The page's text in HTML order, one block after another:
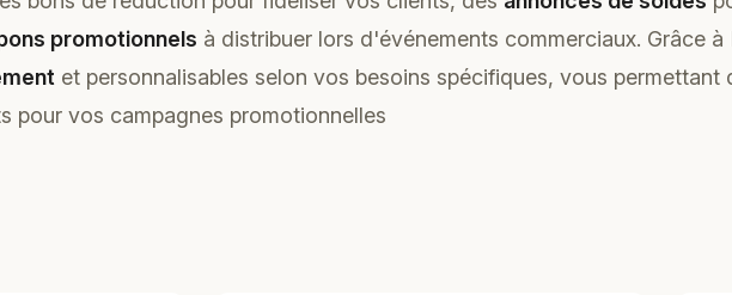
promotionnels à distribuer lors d'événements commerciaux. Grâce
et personnalisables selon vos besoins spécifiques, vous
pour vos campagnes promotionnelles